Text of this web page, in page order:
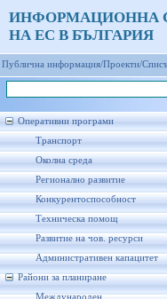
ИНФОРМАЦИОННА
НА ЕС В БЪЛГАРИЯ
Публична информация/Проекти/
Оперативни програми
Транспорт
Околна среда
Регионално развитие
Конкурентоспособност
Техническа помощ
Развитие на чов. ресурси
Административен капацитет
Райони за планиране
Международен